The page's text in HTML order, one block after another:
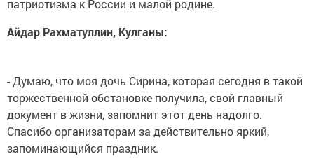
патриотизма к России и малой родине.
Айдар Рахматуллин, Кулганы:
- Думаю, что моя дочь Сирина, которая сегодня в такой
торжественной обстановке получила, свой главный
документ в жизни, запомнит этот день надолго.
Спасибо организаторам за действительно яркий,
запоминающийся праздник.